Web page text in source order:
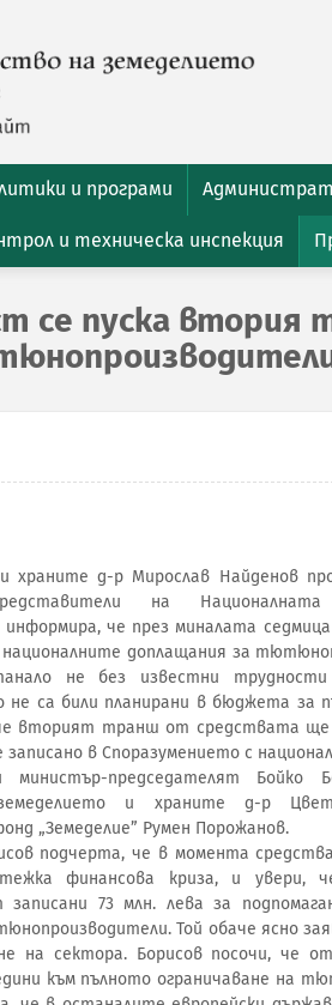
и програми
и техническа инспекция
се пуска втория
д-р Мирослав Найденов
на Националната
че през миналата седмица
националните доплащания за
не без известни
са били планирани в бюджета за
вторият транш от средствата ще
в Споразумението с
председателят Бойко
и храните д-р
„Земеделие” Румен Порожанов.
подчерта, че в момента
финансова криза, и увери,
73 млн. лева за
Той обаче ясно
на сектора. Борисов посочи, че
към пълното ограничаване на